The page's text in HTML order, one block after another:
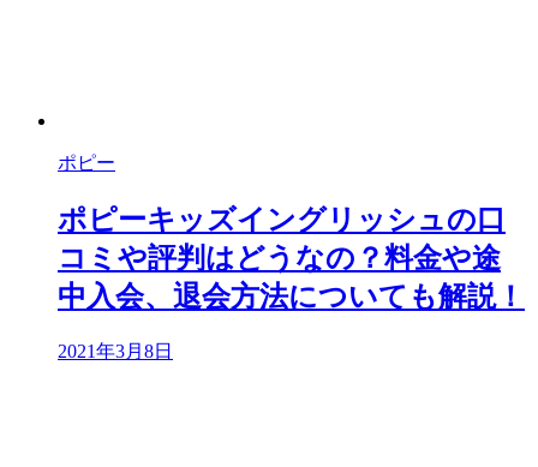
ポピー
ポピーキッズイングリッシュの口
コミや評判はどうなの？料金や途
中入会、退会方法についても解説！
2021年3月8日